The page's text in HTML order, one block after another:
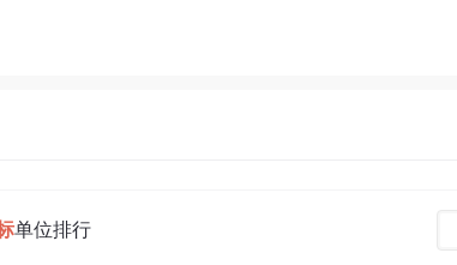
单位排行